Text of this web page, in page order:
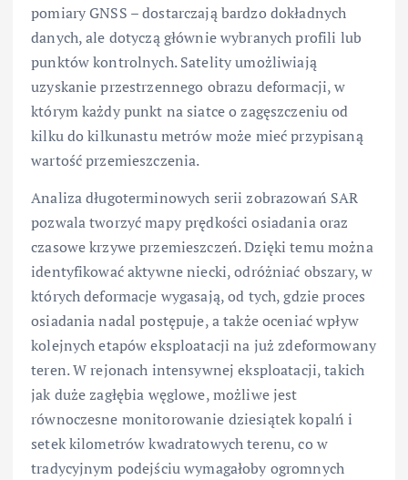
pomiary GNSS – dostarczają bardzo dokładnych
danych, ale dotyczą głównie wybranych profili lub
punktów kontrolnych. Satelity umożliwiają
uzyskanie przestrzennego obrazu deformacji, w
którym każdy punkt na siatce o zagęszczeniu od
kilku do kilkunastu metrów może mieć przypisaną
wartość przemieszczenia.
Analiza długoterminowych serii zobrazowań SAR
pozwala tworzyć mapy prędkości osiadania oraz
czasowe krzywe przemieszczeń. Dzięki temu można
identyfikować aktywne niecki, odróżniać obszary, w
których deformacje wygasają, od tych, gdzie proces
osiadania nadal postępuje, a także oceniać wpływ
kolejnych etapów eksploatacji na już zdeformowany
teren. W rejonach intensywnej eksploatacji, takich
jak duże zagłębia węglowe, możliwe jest
równoczesne monitorowanie dziesiątek kopalń i
setek kilometrów kwadratowych terenu, co w
tradycyjnym podejściu wymagałoby ogromnych